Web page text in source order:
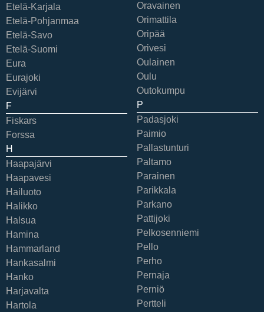
Etelä-Karjala
Etelä-Pohjanmaa
Etelä-Savo
Etelä-Suomi
Eura
Eurajoki
Evijärvi
F
Fiskars
Forssa
H
Haapajärvi
Haapavesi
Hailuoto
Halikko
Halsua
Hamina
Hammarland
Hankasalmi
Hanko
Harjavalta
Hartola
Oravainen
Orimattila
Oripää
Orivesi
Oulainen
Oulu
Outokumpu
P
Padasjoki
Paimio
Pallastunturi
Paltamo
Parainen
Parikkala
Parkano
Pattijoki
Pelkosenniemi
Pello
Perho
Pernaja
Perniö
Pertteli